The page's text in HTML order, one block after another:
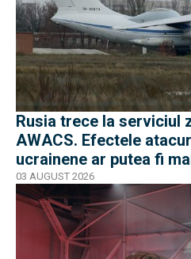
Rusia trece la serviciul
AWACS. Efectele
ucrainene ar putea fi
03 AUGUST 2026